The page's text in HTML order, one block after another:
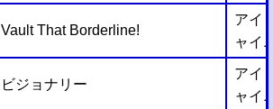
Vault That Borderline!
アイ
ャイ
ビジョナリー
アイ
ャイ